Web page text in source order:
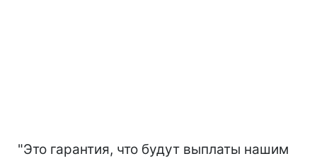
"Это гарантия, что будут выплаты нашим